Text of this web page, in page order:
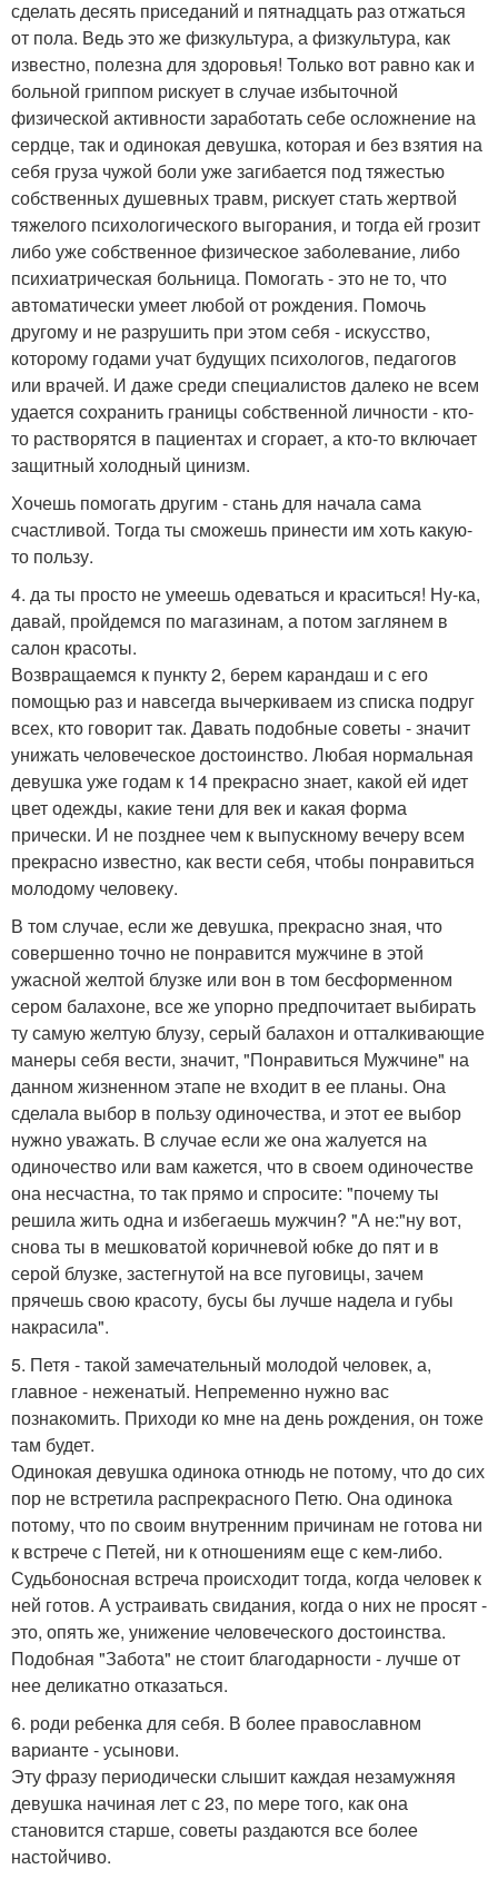
сделать десять приседаний и пятнадцать раз отжаться
от пола. Ведь это же физкультура, а физкультура, как
известно, полезна для здоровья! Только вот равно как и
больной гриппом рискует в случае избыточной
физической активности заработать себе осложнение на
сердце, так и одинокая девушка, которая и без взятия на
себя груза чужой боли уже загибается под тяжестью
собственных душевных травм, рискует стать жертвой
тяжелого психологического выгорания, и тогда ей грозит
либо уже собственное физическое заболевание, либо
психиатрическая больница. Помогать - это не то, что
автоматически умеет любой от рождения. Помочь
другому и не разрушить при этом себя - искусство,
которому годами учат будущих психологов, педагогов
или врачей. И даже среди специалистов далеко не всем
удается сохранить границы собственной личности - кто-
то растворятся в пациентах и сгорает, а кто-то включает
защитный холодный цинизм.
Хочешь помогать другим - стань для начала сама
счастливой. Тогда ты сможешь принести им хоть какую-
то пользу.
4. да ты просто не умеешь одеваться и краситься! Ну-ка,
давай, пройдемся по магазинам, а потом заглянем в
салон красоты.
Возвращаемся к пункту 2, берем карандаш и с его
помощью раз и навсегда вычеркиваем из списка подруг
всех, кто говорит так. Давать подобные советы - значит
унижать человеческое достоинство. Любая нормальная
девушка уже годам к 14 прекрасно знает, какой ей идет
цвет одежды, какие тени для век и какая форма
прически. И не позднее чем к выпускному вечеру всем
прекрасно известно, как вести себя, чтобы понравиться
молодому человеку.
В том случае, если же девушка, прекрасно зная, что
совершенно точно не понравится мужчине в этой
ужасной желтой блузке или вон в том бесформенном
сером балахоне, все же упорно предпочитает выбирать
ту самую желтую блузу, серый балахон и отталкивающие
манеры себя вести, значит, "Понравиться Мужчине" на
данном жизненном этапе не входит в ее планы. Она
сделала выбор в пользу одиночества, и этот ее выбор
нужно уважать. В случае если же она жалуется на
одиночество или вам кажется, что в своем одиночестве
она несчастна, то так прямо и спросите: "почему ты
решила жить одна и избегаешь мужчин? "А не:"ну вот,
снова ты в мешковатой коричневой юбке до пят и в
серой блузке, застегнутой на все пуговицы, зачем
прячешь свою красоту, бусы бы лучше надела и губы
накрасила".
5. Петя - такой замечательный молодой человек, а,
главное - неженатый. Непременно нужно вас
познакомить. Приходи ко мне на день рождения, он тоже
там будет.
Одинокая девушка одинока отнюдь не потому, что до сих
пор не встретила распрекрасного Петю. Она одинока
потому, что по своим внутренним причинам не готова ни
к встрече с Петей, ни к отношениям еще с кем-либо.
Судьбоносная встреча происходит тогда, когда человек к
ней готов. А устраивать свидания, когда о них не просят -
это, опять же, унижение человеческого достоинства.
Подобная "Забота" не стоит благодарности - лучше от
нее деликатно отказаться.
6. роди ребенка для себя. В более православном
варианте - усынови.
Эту фразу периодически слышит каждая незамужняя
девушка начиная лет с 23, по мере того, как она
становится старше, советы раздаются все более
настойчиво.